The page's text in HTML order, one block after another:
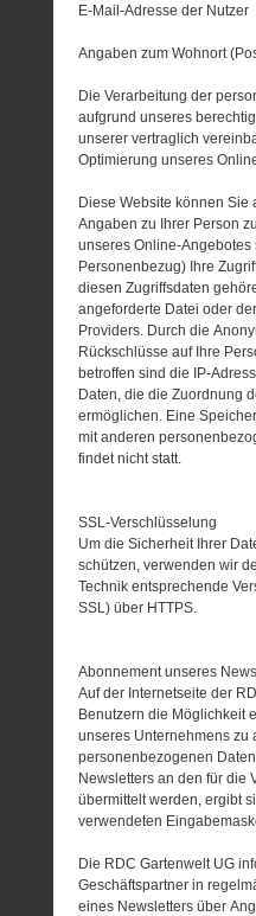
E-Mail-Adresse der Nutzer
Angaben zum Wohnort
Die Verarbeitung der
aufgrund unseres
unserer vertraglich
Optimierung unseres
Diese Website können Sie
Angaben zu Ihrer Person
unseres Online-
Personenbezug) Ihre
diesen Zugriffsdaten
angeforderte Datei oder
Providers. Durch die
Rückschlüsse auf Ihre
betroffen sind die IP-
Daten, die die Zuordnung
ermöglichen. Eine
mit anderen
findet nicht statt.
SSL-Verschlüsselung
Um die Sicherheit Ihrer
schützen, verwenden wir
Technik entsprechende
SSL) über HTTPS.
Abonnement unseres
Auf der Internetseite der
Benutzern die Möglichkeit
unseres Unternehmens zu
personenbezogenen
Newsletters an den für die
übermittelt werden, ergibt
verwendeten
Die RDC Gartenwelt UG
Geschäftspartner in
eines Newsletters über